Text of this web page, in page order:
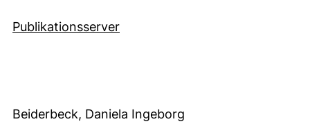
Publikationsserver
Beiderbeck, Daniela Ingeborg